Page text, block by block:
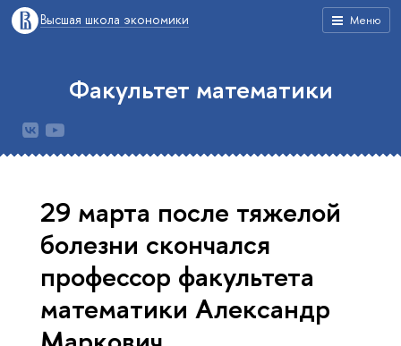
Меню
Высшая школа экономики
Факультет математики
29 марта после тяжелой
болезни скончался
профессор факультета
математики Александр